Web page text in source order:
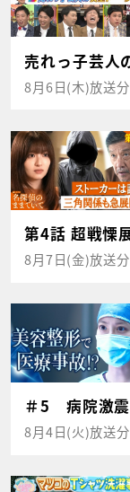
売れっ子芸人
8月6日(木)放送分
第4話 超戦慄
8月7日(金)放送分
＃5 病院激震
8月4日(火)放送分